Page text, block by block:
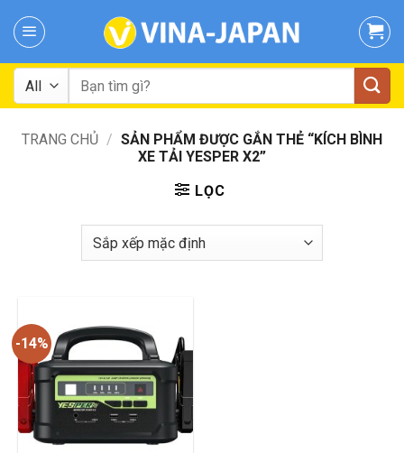
Tìm
kiếm:
TRANG CHỦ / SẢN PHẨM ĐƯỢC GẮN THẺ “KÍCH BÌNH
XE TẢI YESPER X2”
LỌC
-14%